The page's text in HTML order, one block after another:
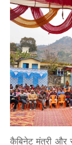
कैबिनेट मंत्री और